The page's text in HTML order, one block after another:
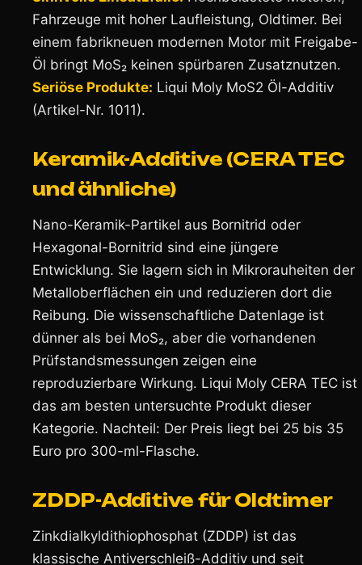
Fahrzeuge mit hoher Laufleistung, Oldtimer. Bei
einem fabrikneuen modernen Motor mit Freigabe-
Öl bringt MoS₂ keinen spürbaren Zusatznutzen.
Seriöse Produkte: Liqui Moly MoS2 Öl-Additiv
(Artikel-Nr. 1011).
Keramik-Additive (CERA TEC
und ähnliche)
Nano-Keramik-Partikel aus Bornitrid oder
Hexagonal-Bornitrid sind eine jüngere
Entwicklung. Sie lagern sich in Mikrorauheiten der
Metalloberflächen ein und reduzieren dort die
Reibung. Die wissenschaftliche Datenlage ist
dünner als bei MoS₂, aber die vorhandenen
Prüfstandsmessungen zeigen eine
reproduzierbare Wirkung. Liqui Moly CERA TEC ist
das am besten untersuchte Produkt dieser
Kategorie. Nachteil: Der Preis liegt bei 25 bis 35
Euro pro 300-ml-Flasche.
ZDDP-Additive für Oldtimer
Zinkdialkyldithiophosphat (ZDDP) ist das
klassische Antiverschleiß-Additiv und seit